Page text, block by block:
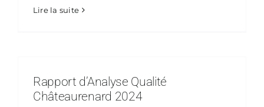
Lire la suite
Rapport d’Analyse Qualité
Châteaurenard 2024